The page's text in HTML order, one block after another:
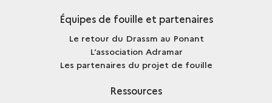
Équipes de fouille et partenaires
Le retour du Drassm au Ponant
L’association Adramar
Les partenaires du projet de fouille
Ressources